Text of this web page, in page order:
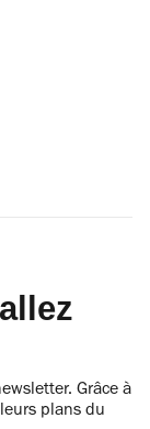
Grâce à
plans du